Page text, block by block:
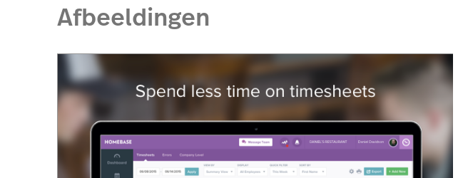
Afbeeldingen